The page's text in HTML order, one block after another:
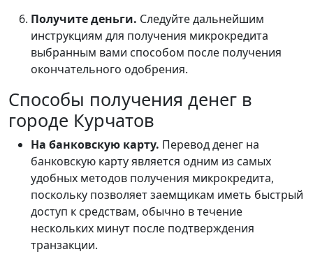
Получите деньги. Следуйте дальнейшим
инструкциям для получения микрокредита
выбранным вами способом после получения
окончательного одобрения.
Способы получения денег в
городе Курчатов
На банковскую карту. Перевод денег на
банковскую карту является одним из самых
удобных методов получения микрокредита,
поскольку позволяет заемщикам иметь быстрый
доступ к средствам, обычно в течение
нескольких минут после подтверждения
транзакции.